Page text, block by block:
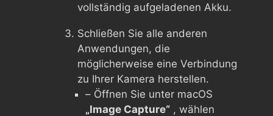
vollständig aufgeladenen Akku.
Schließen Sie alle anderen
Anwendungen, die
möglicherweise eine Verbindung
zu Ihrer Kamera herstellen.
– Öffnen Sie unter macOS
„Image Capture“ , wählen